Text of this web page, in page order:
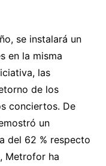
se instalará un
en la misma
las
de los
conciertos. De
un
del 62 % respecto
Metrofor ha